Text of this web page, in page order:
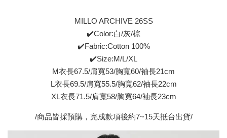
MILLO ARCHIVE 26SS
✔️Color:白/灰/棕
✔️Fabric:Cotton 100%
✔️Size:M/L/XL
M衣長67.5/肩寬53/胸寬60/袖長21cm
L衣長69.5/肩寬55.5/胸寬62/袖長22cm
XL衣長71.5/肩寬58/胸寬64/袖長23cm
/商品皆採預購，完成款項後約7~15天抵台出貨/